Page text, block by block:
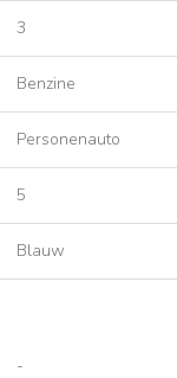
3
Benzine
Personenauto
5
Blauw
-